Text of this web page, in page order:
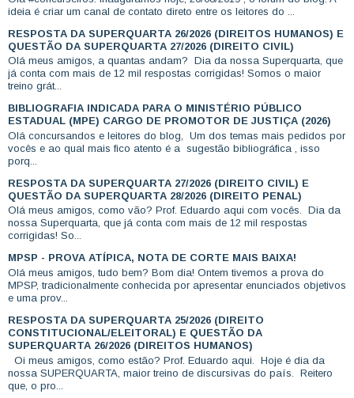
ideia é criar um canal de contato direto entre os leitores do ...
RESPOSTA DA SUPERQUARTA 26/2026 (DIREITOS HUMANOS) E
QUESTÃO DA SUPERQUARTA 27/2026 (DIREITO CIVIL)
Olá meus amigos, a quantas andam? Dia da nossa Superquarta, que
já conta com mais de 12 mil respostas corrigidas! Somos o maior
treino grát...
BIBLIOGRAFIA INDICADA PARA O MINISTÉRIO PÚBLICO
ESTADUAL (MPE) CARGO DE PROMOTOR DE JUSTIÇA (2026)
Olá concursandos e leitores do blog, Um dos temas mais pedidos por
vocês e ao qual mais fico atento é a sugestão bibliográfica , isso
porq...
RESPOSTA DA SUPERQUARTA 27/2026 (DIREITO CIVIL) E
QUESTÃO DA SUPERQUARTA 28/2026 (DIREITO PENAL)
Olá meus amigos, como vão? Prof. Eduardo aqui com vocês. Dia da
nossa Superquarta, que já conta com mais de 12 mil respostas
corrigidas! So...
MPSP - PROVA ATÍPICA, NOTA DE CORTE MAIS BAIXA!
Olá meus amigos, tudo bem? Bom dia! Ontem tivemos a prova do
MPSP, tradicionalmente conhecida por apresentar enunciados objetivos
e uma prov...
RESPOSTA DA SUPERQUARTA 25/2026 (DIREITO
CONSTITUCIONAL/ELEITORAL) E QUESTÃO DA
SUPERQUARTA 26/2026 (DIREITOS HUMANOS)
Oi meus amigos, como estão? Prof. Eduardo aqui. Hoje é dia da
nossa SUPERQUARTA, maior treino de discursivas do país. Reitero
que, o pro...